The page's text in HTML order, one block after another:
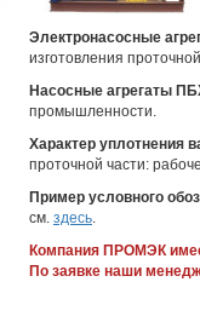
Электронасосные
изготовления
Насосные агрегаты
промышленности.
Характер уплотнения
проточной части:
Пример условного
см. здесь.
Компания ПРОМЭК
По заявке наши